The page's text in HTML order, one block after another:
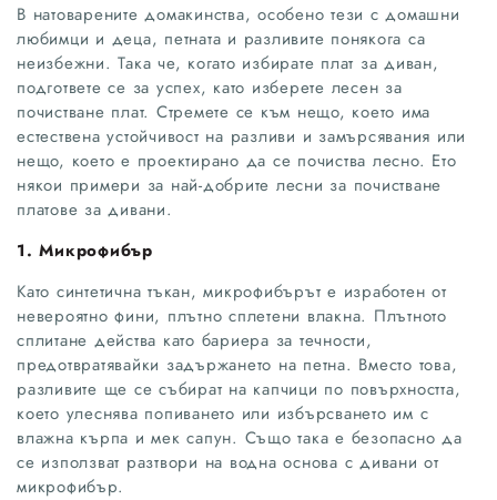
В натоварените домакинства, особено тези с домашни
любимци и деца, петната и разливите понякога са
неизбежни. Така че, когато избирате плат за диван,
подгответе се за успех, като изберете лесен за
почистване плат. Стремете се към нещо, което има
естествена устойчивост на разливи и замърсявания или
нещо, което е проектирано да се почиства лесно. Ето
някои примери за най-добрите лесни за почистване
платове за дивани.
1. Микрофибър
Като синтетична тъкан, микрофибърът е изработен от
невероятно фини, плътно сплетени влакна. Плътното
сплитане действа като бариера за течности,
предотвратявайки задържането на петна. Вместо това,
разливите ще се събират на капчици по повърхността,
което улеснява попиването или избърсването им с
влажна кърпа и мек сапун. Също така е безопасно да
се използват разтвори на водна основа с дивани от
микрофибър.